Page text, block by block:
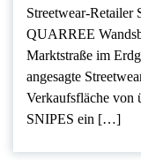
Streetwear-Retailer
QUARREE
Marktstraße im
angesagte
Verkaufsfläche von
SNIPES ein […]